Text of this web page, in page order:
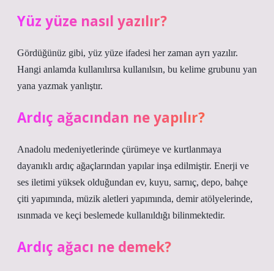
Yüz yüze nasıl yazılır?
Gördüğünüz gibi, yüz yüze ifadesi her zaman ayrı yazılır.
Hangi anlamda kullanılırsa kullanılsın, bu kelime grubunu yan
yana yazmak yanlıştır.
Ardıç ağacından ne yapılır?
Anadolu medeniyetlerinde çürümeye ve kurtlanmaya
dayanıklı ardıç ağaçlarından yapılar inşa edilmiştir. Enerji ve
ses iletimi yüksek olduğundan ev, kuyu, sarnıç, depo, bahçe
çiti yapımında, müzik aletleri yapımında, demir atölyelerinde,
ısınmada ve keçi beslemede kullanıldığı bilinmektedir.
Ardıç ağacı ne demek?